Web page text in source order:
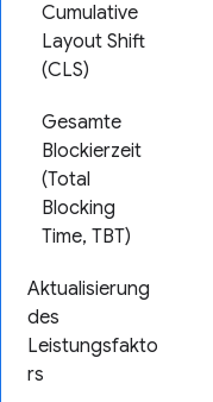
Cumulative
Layout Shift
(CLS)
Gesamte
Blockierzeit
(Total
Blocking
Time, TBT)
Aktualisierung
des
Leistungsfakto
rs